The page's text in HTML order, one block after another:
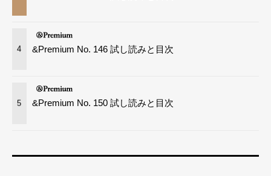
4 &Premium No. 146 試し読みと目次
5 &Premium No. 150 試し読みと目次